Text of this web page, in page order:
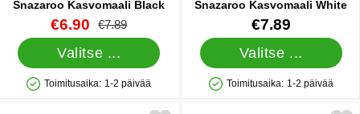
Snazaroo Kasvomaali Black
Tuote.nro 8950uusi hinta
€6.90 vanha hinta
€7.89
Valitse ...
Saatavuus: Varastossa
Toimitusaika: 1-2 päivää
Snazaroo Kasvomaali White
Tuote.nro 8949€7.89
Valitse ...
Saatavuus: Varastossa
Toimitusaika: 1-2 päivää